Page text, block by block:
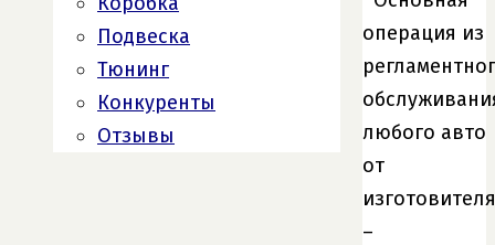
операция из
любого авто
от
изготовителя
–
Подвеска
Тюнинг
Конкуренты
Отзывы